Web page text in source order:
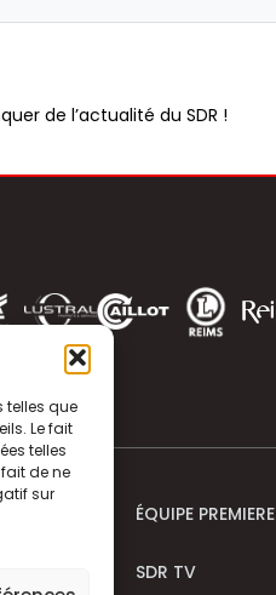
telles que
Le fait
telles
de ne
sur
de l’actualité du SDR !
ÉQUIPE PREMIERE
SDR TV